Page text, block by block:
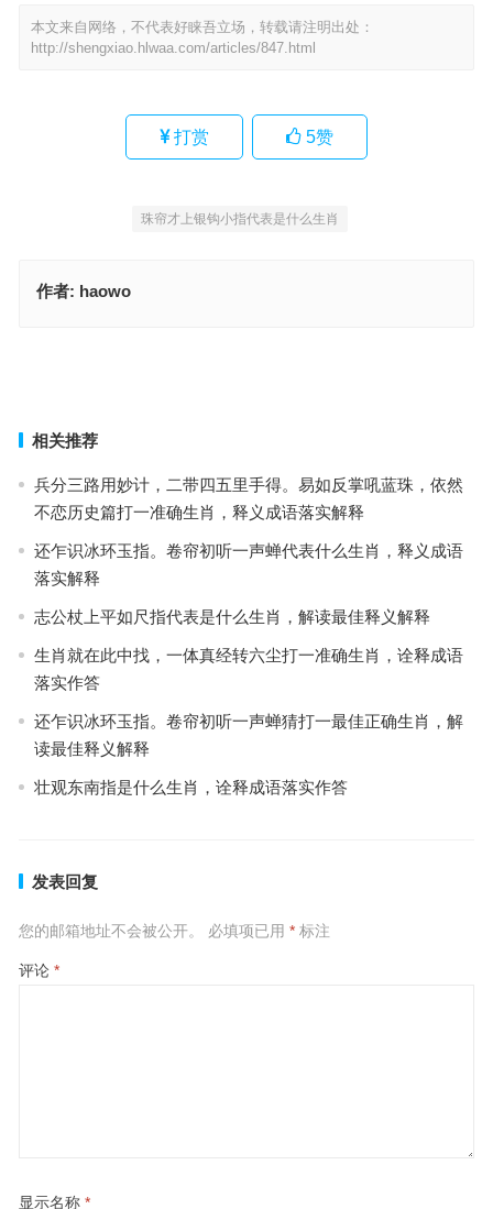
本文来自网络，不代表好睐吾立场，转载请注明出处：
http://shengxiao.hlwaa.com/articles/847.html
打赏 5赞
珠帘才上银钩小指代表是什么生肖
作者: haowo
相关推荐
兵分三路用妙计，二带四五里手得。易如反掌吼蓝珠，依然
不恋历史篇打一准确生肖，释义成语落实解释
还乍识冰环玉指。卷帘初听一声蝉代表什么生肖，释义成语
落实解释
志公杖上平如尺指代表是什么生肖，解读最佳释义解释
生肖就在此中找，一体真经转六尘打一准确生肖，诠释成语
落实作答
还乍识冰环玉指。卷帘初听一声蝉猜打一最佳正确生肖，解
读最佳释义解释
壮观东南指是什么生肖，诠释成语落实作答
发表回复
您的邮箱地址不会被公开。 必填项已用 *标注
评论 *
显示名称 *